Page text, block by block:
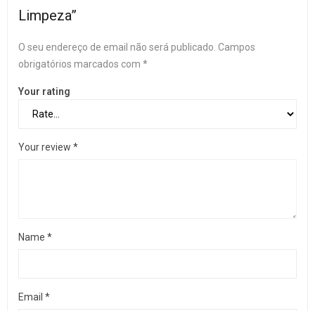
Limpeza”
O seu endereço de email não será publicado. Campos
obrigatórios marcados com *
Your rating
Your review *
Name *
Email *